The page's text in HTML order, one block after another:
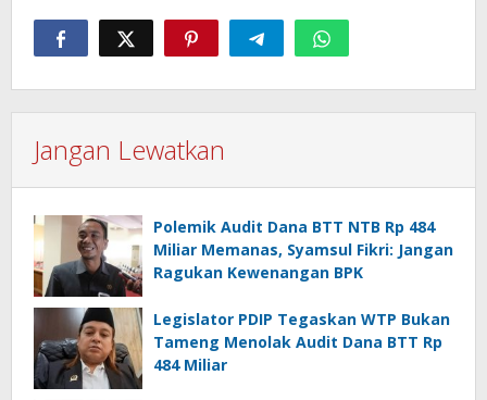
Jangan Lewatkan
Polemik Audit Dana BTT NTB Rp 484
Miliar Memanas, Syamsul Fikri: Jangan
Ragukan Kewenangan BPK
Legislator PDIP Tegaskan WTP Bukan
Tameng Menolak Audit Dana BTT Rp
484 Miliar